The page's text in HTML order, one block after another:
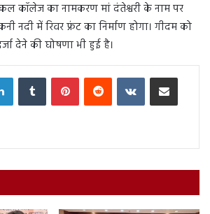
कॉलेज का नामकरण मां दंतेश्वरी के नाम पर
नदी में रिवर फ्रंट का निर्माण होगा। गीदम को
देने की घोषणा भी हुई है।
LinkedInTumblr PinterestReddit VKontakteShare via Email